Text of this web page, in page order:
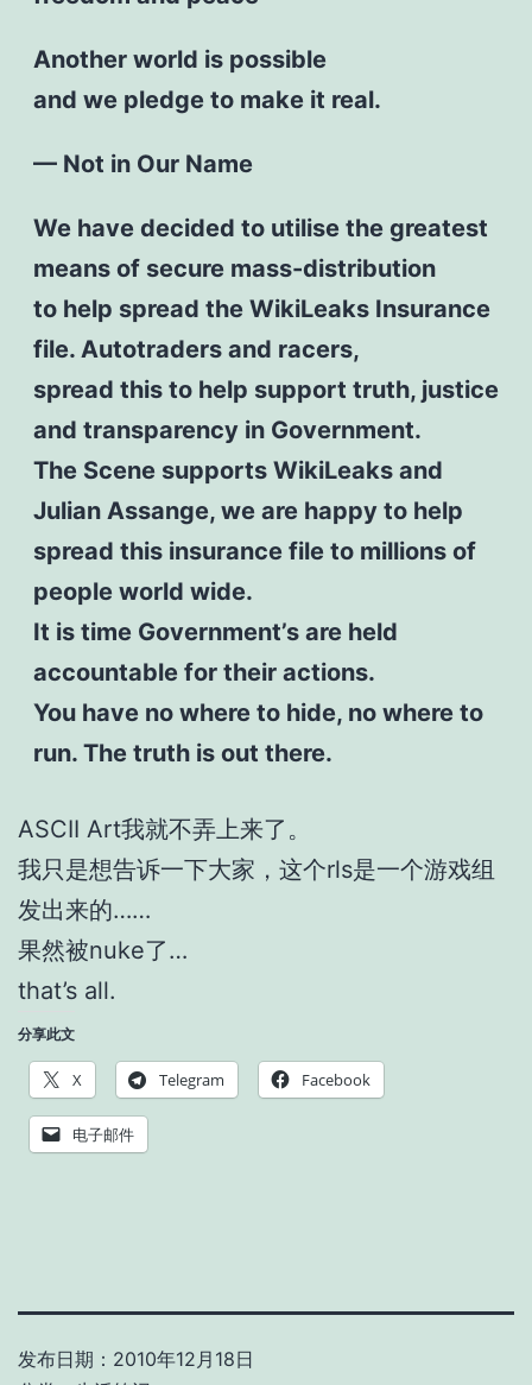
Another world is possible
and we pledge to make it real.
— Not in Our Name
We have decided to utilise the greatest
means of secure mass-distribution
to help spread the WikiLeaks Insurance
file. Autotraders and racers,
spread this to help support truth, justice
and transparency in Government.
The Scene supports WikiLeaks and
Julian Assange, we are happy to help
spread this insurance file to millions of
people world wide.
It is time Government’s are held
accountable for their actions.
You have no where to hide, no where to
run. The truth is out there.
ASCII Art我就不弄上来了。
我只是想告诉一下大家，这个rls是一个游戏组
发出来的……
果然被nuke了…
that’s all.
分享此文
X Telegram Facebook
电子邮件
发布日期： 2010年12月18日